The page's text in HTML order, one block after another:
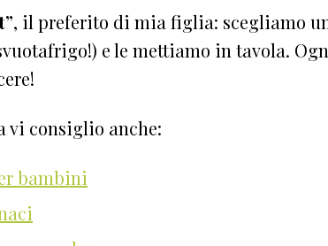
, il preferito di mia figlia: scegliamo
e le mettiamo in tavola.
vi consiglio anche:
bambini